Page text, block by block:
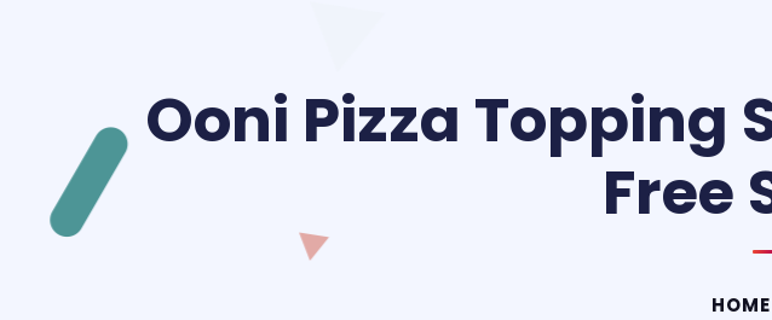
Ooni Pizza Topping
Free
HOME